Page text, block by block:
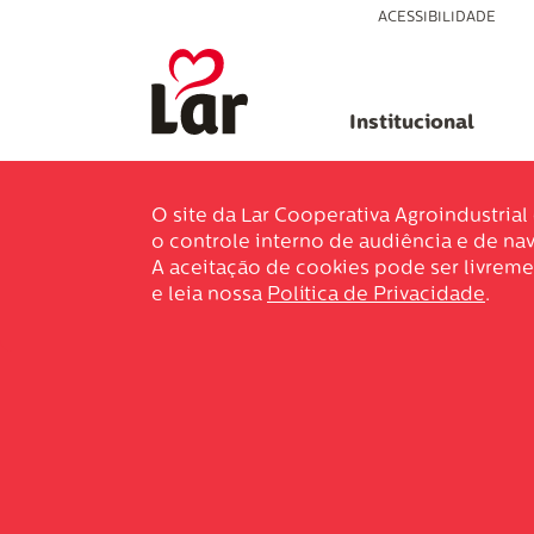
ACESSIBILIDADE
Institucional
O site da Lar Cooperativa
o controle interno de audiência e de
A aceitação de cookies pode ser
e leia nossa Política de Privacidade.